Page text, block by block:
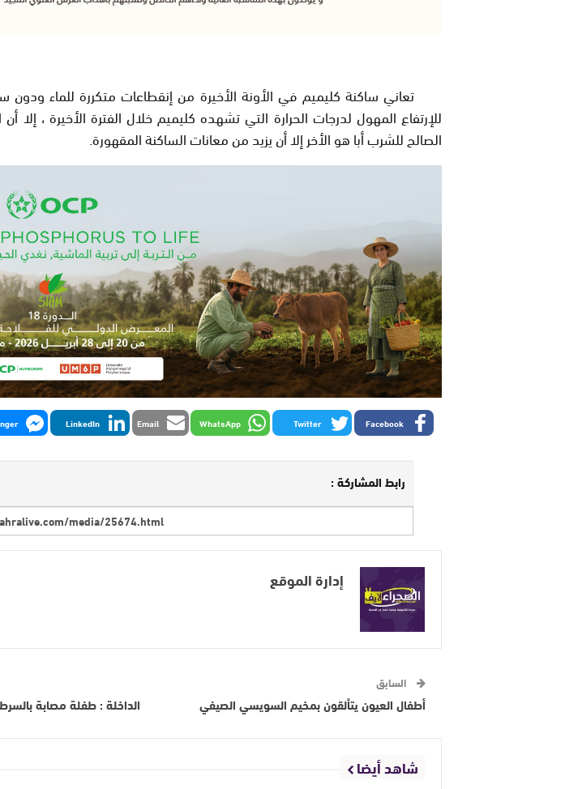
تعاني ساكنة كليميم في الأونة الأخيرة من إنقطاعات متكررة للماء ودون
للإرتفاع المهول لدرجات الحرارة التي تشهده كليميم خلال الفترة الأخيرة ، إلا
الصالح للشرب أبا هو الأخر إلا أن يزيد من معانات الساكنة المقهورة.
Facebook
Twitter
WhatsApp
Email
LinkedIn
رابط المشاركة :
إدارة الموقع
السابق
أطفال العيون يتألقون بمخيم السويسي الصيفي الداخلة : طفلة مصابة
شاهد أيضا